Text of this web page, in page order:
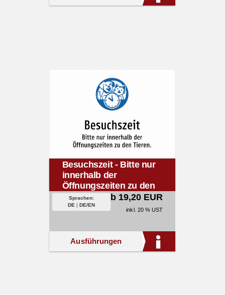
Besuchszeit - Bitte nur
innerhalb der
Öffnungszeiten zu den
Tieren.
Sprachen:
DE | DE/EN
ab 19,20 EUR
inkl. 20 % UST
Ausführungen